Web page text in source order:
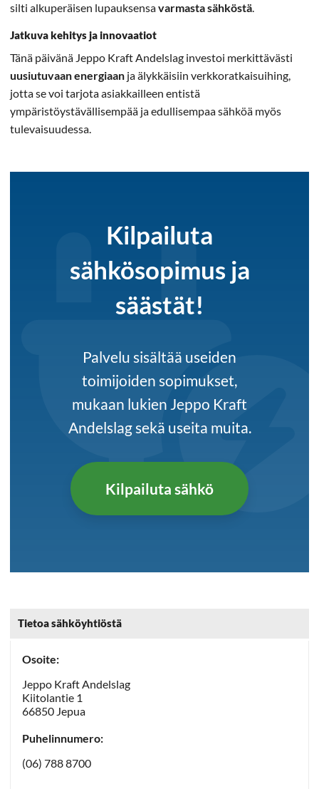
silti alkuperäisen lupauksensavarmasta sähköstä.
Jatkuva kehitys ja innovaatiot
Tänä päivänä Jeppo Kraft Andelslag investoi merkittävästi
uusiutuvaan energiaan ja älykkäisiin verkkoratkaisuihing,
jotta se voi tarjota asiakkailleen entistä
ympäristöystävällisempää ja edullisempaa sähköä myös
tulevaisuudessa.
Kilpailuta
sähkösopimus ja
säästät!
Palvelu sisältää useiden
toimijoiden sopimukset,
mukaan lukien Jeppo Kraft
Andelslag sekä useita muita.
Kilpailuta sähkö
Tietoa sähköyhtiöstä
Osoite:
Jeppo Kraft Andelslag
Kiitolantie 1
66850 Jepua
Puhelinnumero:
(06) 788 8700